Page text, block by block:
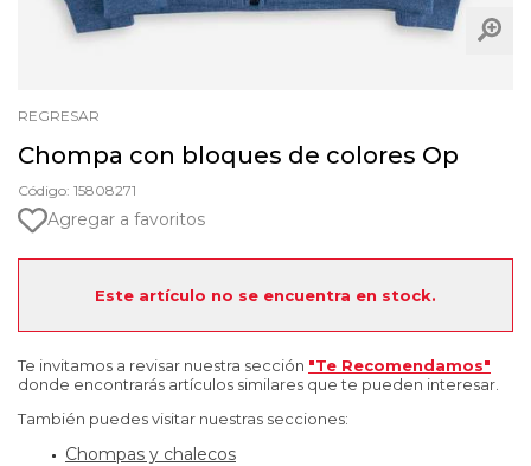
REGRESAR
Chompa con bloques de colores Op
Código: 15808271
Agregar a favoritos
Este artículo no se encuentra en stock.
Te invitamos a revisar nuestra sección "Te Recomendamos"
donde encontrarás artículos similares que te pueden interesar.
También puedes visitar nuestras secciones:
Chompas y chalecos